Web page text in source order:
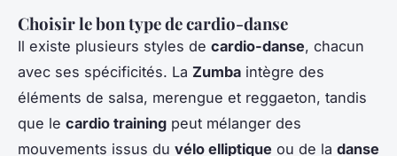
Choisir le bon type de cardio-danse
Il existe plusieurs styles de cardio-danse, chacun
avec ses spécificités. La Zumba intègre des
éléments de salsa, merengue et reggaeton, tandis
que le cardio training peut mélanger des
mouvements issus du vélo elliptique ou de la danse